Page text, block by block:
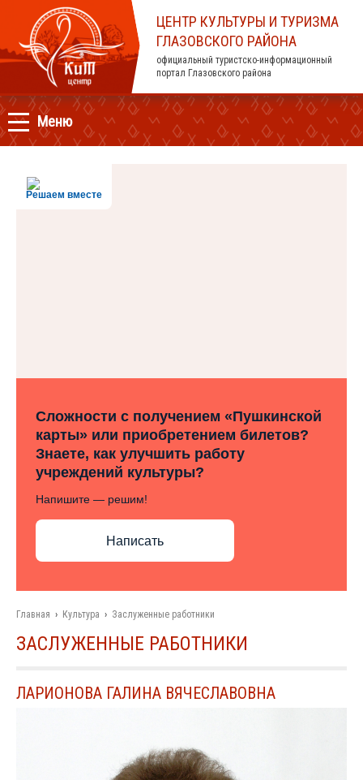
ЦЕНТР КУЛЬТУРЫ И ТУРИЗМА
ГЛАЗОВСКОГО РАЙОНА
официальный туристско-информационный
портал Глазовского района
Меню
Решаем вместе
Сложности с получением «Пушкинской
карты» или приобретением билетов?
Знаете, как улучшить работу
учреждений культуры?
Напишите — решим!
Написать
Главная › Культура › Заслуженные работники
ЗАСЛУЖЕННЫЕ РАБОТНИКИ
ЛАРИОНОВА ГАЛИНА ВЯЧЕСЛАВОВНА